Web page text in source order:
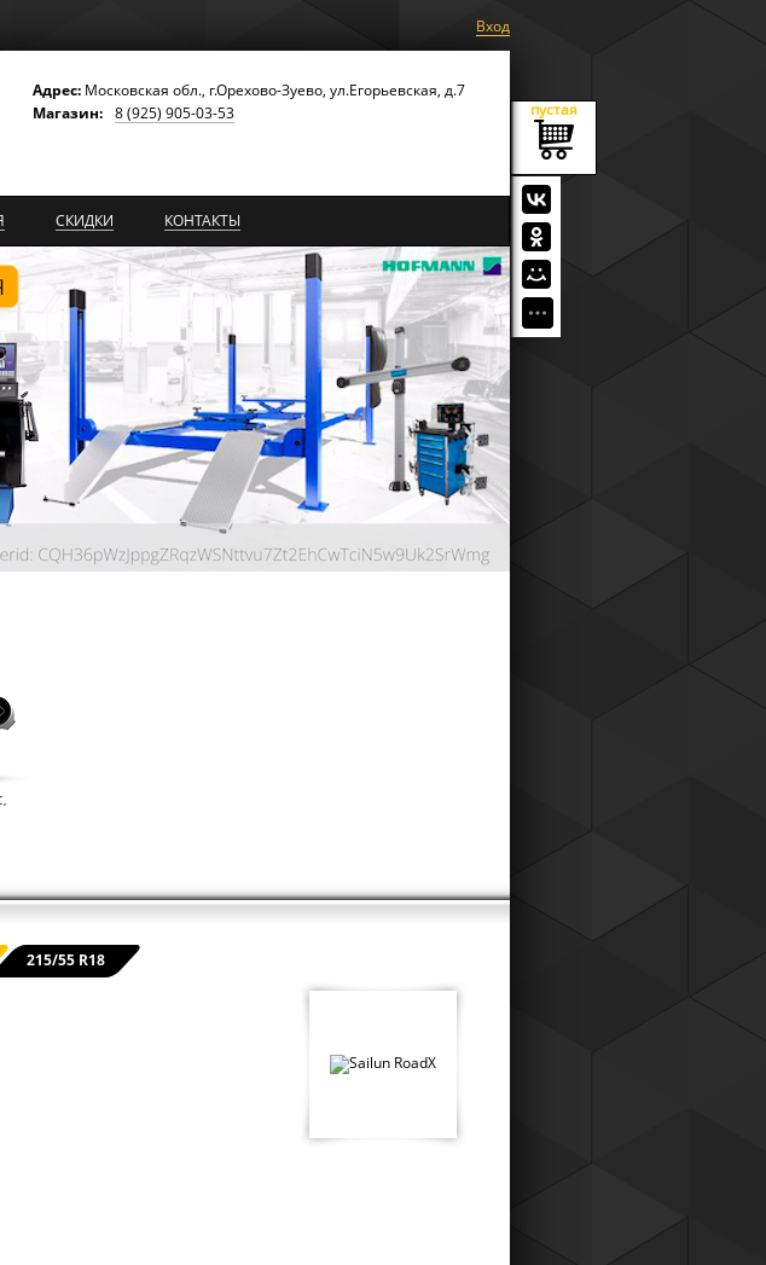
Вход
пустая
Адрес: Московская обл., г.Орехово-Зуево, ул.Егорьевская, д.7
Магазин: 8 (925) 905-03-53
СКИДКИ КОНТАКТЫ
Мы разработали дисконтную систему
215/55 R18